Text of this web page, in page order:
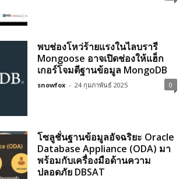
พบช่องโหว่ร้ายแรงในไลบรารี
Mongoose อาจเปิดช่องให้แฮ็ก
เกอร์โจมตีฐานข้อมูล MongoDB
snowfox - 24 กุมภาพันธ์ 2025 0
โซลูชั่นฐานข้อมูลอัจฉริยะ Oracle
Database Appliance (ODA) มา
พร้อมกับเครื่องมือด้านความ
ปลอดภัย DBSAT